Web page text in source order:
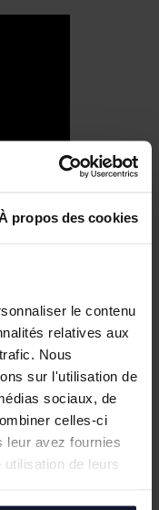
À propos des cookies
le contenu
relatives aux
Nous
sur l'utilisation de
sociaux, de
celles-ci
leur avez fournies
de leurs
solutions-1.pdf